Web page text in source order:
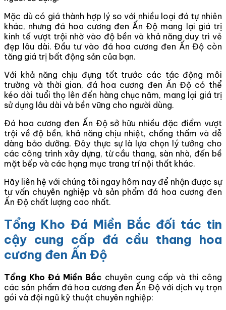
Mặc dù có giá thành hợp lý so với nhiều loại đá tự nhiên
khác, nhưng đá hoa cương đen Ấn Độ mang lại giá trị
kinh tế vượt trội nhờ vào độ bền và khả năng duy trì vẻ
đẹp lâu dài. Đầu tư vào đá hoa cương đen Ấn Độ còn
tăng giá trị bất động sản của bạn.
Với khả năng chịu đựng tốt trước các tác động môi
trường và thời gian, đá hoa cương đen Ấn Độ có thể
kéo dài tuổi thọ lên đến hàng chục năm, mang lại giá trị
sử dụng lâu dài và bền vững cho người dùng.
Đá hoa cương đen Ấn Độ sở hữu nhiều đặc điểm vượt
trội về độ bền, khả năng chịu nhiệt, chống thấm và dễ
dàng bảo dưỡng. Đây thực sự là lựa chọn lý tưởng cho
các công trình xây dựng, từ cầu thang, sàn nhà, đến bề
mặt bếp và các hạng mục trang trí nội thất khác.
Hãy liên hệ với chúng tôi ngay hôm nay để nhận được sự
tư vấn chuyên nghiệp và sản phẩm đá hoa cương đen
Ấn Độ chất lượng cao nhất.
Tổng Kho Đá Miền Bắc đối tác tin
cậy cung cấp đá cầu thang hoa
cương đen Ấn Độ
Tổng Kho Đá Miền Bắc chuyên cung cấp và thi công
các sản phẩm đá hoa cương đen Ấn Độ với dịch vụ trọn
gói và đội ngũ kỹ thuật chuyên nghiệp: